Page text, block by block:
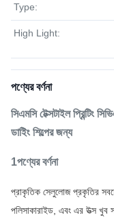
Type:
High Light:
পণ্যের বর্ণনা
সিএমসি টেক্সটাইল প্রিন্টিং
ডাইিং শিল্পের জন্য
1পণ্যের বর্ণনা
প্রাকৃতিক সেলুলোজ প্রকৃতির
পলিসাকারাইড, এবং এর উত্স খুব